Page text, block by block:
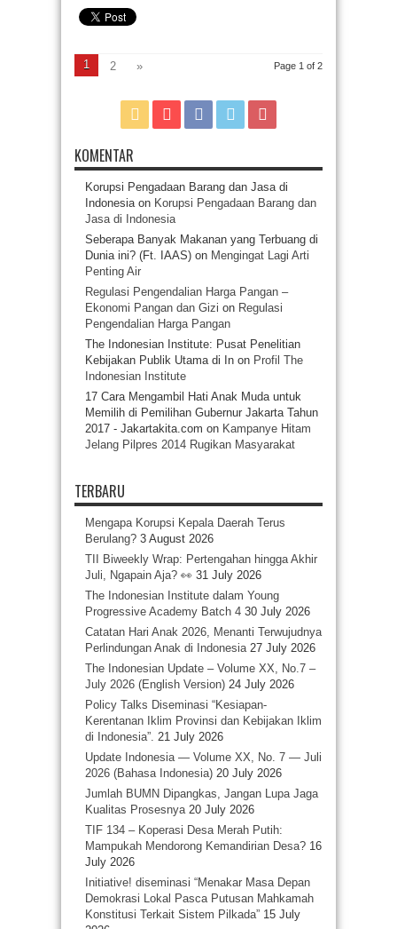
Page 1 of 2
1 2 »
KOMENTAR
Korupsi Pengadaan Barang dan Jasa di
Indonesiaon Korupsi Pengadaan Barang dan
Jasa di Indonesia
Seberapa Banyak Makanan yang Terbuang di
Dunia ini? (Ft. IAAS) on Mengingat Lagi Arti
Penting Air
Regulasi Pengendalian Harga Pangan –
Ekonomi Pangan dan Gizi on Regulasi
Pengendalian Harga Pangan
The Indonesian Institute: Pusat Penelitian
Kebijakan Publik Utama di In on Profil The
Indonesian Institute
17 Cara Mengambil Hati Anak Muda untuk
Memilih di Pemilihan Gubernur Jakarta Tahun
2017 - Jakartakita.com on Kampanye Hitam
Jelang Pilpres 2014 Rugikan Masyarakat
TERBARU
Mengapa Korupsi Kepala Daerah Terus
Berulang? 3 August 2026
TII Biweekly Wrap: Pertengahan hingga Akhir
Juli, Ngapain Aja? 👀 31 July 2026
The Indonesian Institute dalam Young
Progressive Academy Batch 4 30 July 2026
Catatan Hari Anak 2026, Menanti Terwujudnya
Perlindungan Anak di Indonesia 27 July 2026
The Indonesian Update – Volume XX, No.7 –
July 2026 (English Version) 24 July 2026
Policy Talks Diseminasi “Kesiapan-
Kerentanan Iklim Provinsi dan Kebijakan Iklim
di Indonesia”. 21 July 2026
Update Indonesia — Volume XX, No. 7 — Juli
2026 (Bahasa Indonesia) 20 July 2026
Jumlah BUMN Dipangkas, Jangan Lupa Jaga
Kualitas Prosesnya 20 July 2026
TIF 134 – Koperasi Desa Merah Putih:
Mampukah Mendorong Kemandirian Desa? 16
July 2026
Initiative! diseminasi “Menakar Masa Depan
Demokrasi Lokal Pasca Putusan Mahkamah
Konstitusi Terkait Sistem Pilkada” 15 July